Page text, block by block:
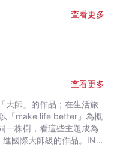
桌上的陷阱，追索每日的
還是不吃？這是21世紀
動物吃草，而人類作為
牛還是草飼牛？有機蘋
對？數百萬年來，人類
忌,儀式和食譜，讓我們避
食者進食上的難題。人類
的身體與心智，讓人類自
半，在工業化食品和不成
食物鏈。餐桌上的食物與
查看更多
查看更多
大師」的作品；在生活旅
「make life better」為概
一株樹，看這些主題成為
國際大師級的作品。IN系